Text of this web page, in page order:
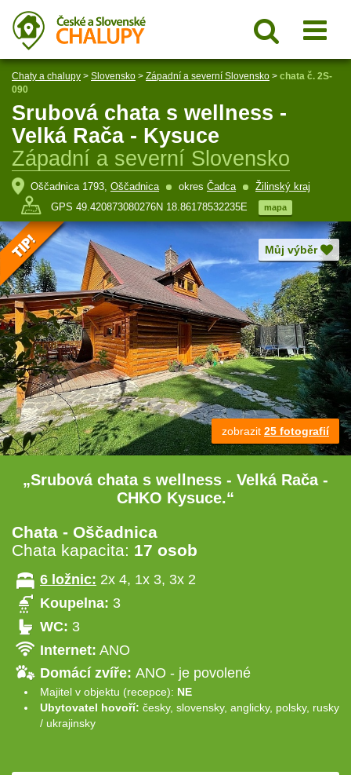
Chaty a chalupy > Slovensko > Západní a severní Slovensko > chata č. 2S-
090
Srubová chata s wellness -
Velká Rača - Kysuce
Západní a severní Slovensko
Oščadnica 1793, Oščadnica okres Čadca
Žilinský kraj
GPS 49.420873080276N 18.86178532235E
mapa
Můj výběr
zobrazit 25 fotografií
„Srubová chata s wellness - Velká Rača -
CHKO Kysuce.“
Chata - Oščadnica
Chata kapacita: 17 osob
6 ložnic: 2x 4, 1x 3, 3x 2
Koupelna: 3
WC: 3
Internet: ANO
Domácí zvíře: ANO - je povolené
Majitel v objektu (recepce): NE
Ubytovatel hovoří: česky, slovensky, anglicky, polsky, rusky
/ ukrajinsky